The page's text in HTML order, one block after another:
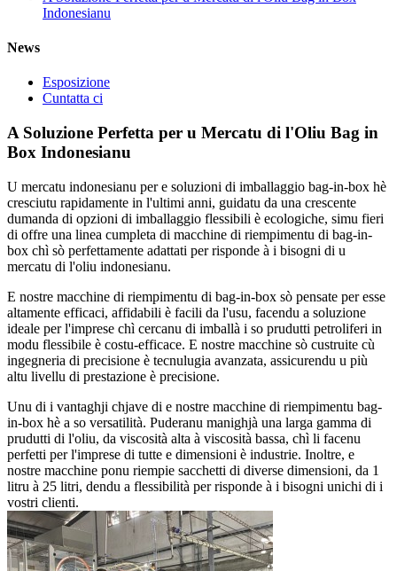
Indonesianu
News
Esposizione
Cuntatta ci
A Soluzione Perfetta per u Mercatu di l'Oliu Bag in
Box Indonesianu
U mercatu indonesianu per e soluzioni di imballaggio bag-in-box hè
cresciutu rapidamente in l'ultimi anni, guidatu da una crescente
dumanda di opzioni di imballaggio flessibili è ecologiche, simu fieri
di offre una linea cumpleta di macchine di riempimentu di bag-in-
box chì sò perfettamente adattati per risponde à i bisogni di u
mercatu di l'oliu indonesianu.
E nostre macchine di riempimentu di bag-in-box sò pensate per esse
altamente efficaci, affidabili è facili da l'usu, facendu a soluzione
ideale per l'imprese chì cercanu di imballà i so prudutti petroliferi in
modu flessibile è costu-efficace. E nostre macchine sò custruite cù
ingegneria di precisione è tecnulugia avanzata, assicurendu u più
altu livellu di prestazione è precisione.
Unu di i vantaghji chjave di e nostre macchine di riempimentu bag-
in-box hè a so versatilità. Puderanu manighjà una larga gamma di
prudutti di l'oliu, da viscosità alta à viscosità bassa, chì li facenu
perfetti per l'imprese di tutte e dimensioni è industrie. Inoltre, e
nostre macchine ponu riempie sacchetti di diverse dimensioni, da 1
litru à 25 litri, dendu a flessibilità per risponde à i bisogni unichi di i
vostri clienti.